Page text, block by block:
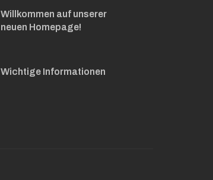
Willkommen auf unserer
neuen Homepage!
Wichtige Informationen